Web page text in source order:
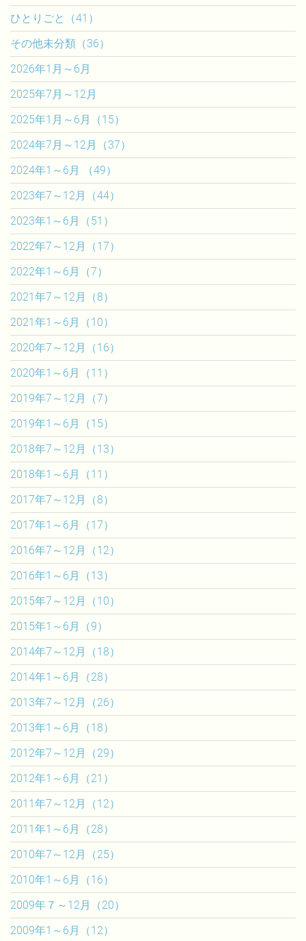
ひとりごと（41）
その他未分類（36）
2026年1月～6月
2025年7月～12月
2025年1月～6月（15）
2024年7月～12月（37）
2024年1～6月 （49）
2023年7～12月（44）
2023年1～6月（51）
2022年7～12月（17）
2022年1～6月（7）
2021年7～12月（8）
2021年1～6月（10）
2020年7～12月（16）
2020年1～6月（11）
2019年7～12月（7）
2019年1～6月（15）
2018年7～12月（13）
2018年1～6月（11）
2017年7～12月（8）
2017年1～6月（17）
2016年7～12月（12）
2016年1～6月（13）
2015年7～12月（10）
2015年1～6月（9）
2014年7～12月（18）
2014年1～6月（28）
2013年7～12月（26）
2013年1～6月（18）
2012年7～12月（29）
2012年1～6月（21）
2011年7～12月（12）
2011年1～6月（28）
2010年7～12月（25）
2010年1～6月（16）
2009年７～12月（20）
2009年1～6月（12）